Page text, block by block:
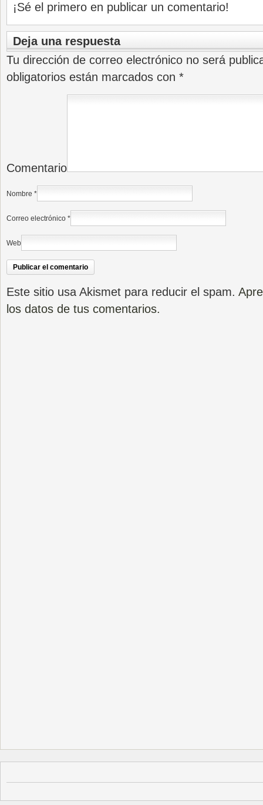
¡Sé el primero en publicar un comentario!
Deja una respuesta
Tu dirección de correo electrónico no será
obligatorios están marcados con *
Comentario
Nombre *
Correo electrónico *
Web
Este sitio usa Akismet para reducir el spam.
los datos de tus comentarios.